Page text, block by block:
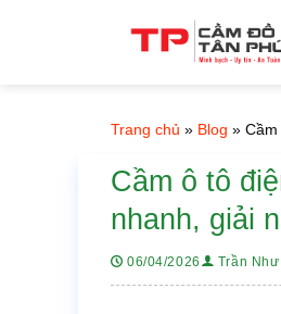
Trang chủ » Blog »
Cầm ô tô
nhanh, giải
06/04/2026 Trần